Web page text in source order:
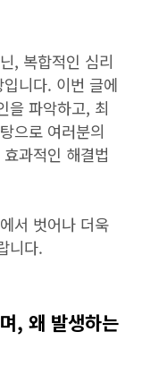
, 복합적인 심리
니다. 이번 글에
을 파악하고, 최
으로 여러분의
과적인 해결법
서 벗어나 더욱
니다.
, 왜 발생하는